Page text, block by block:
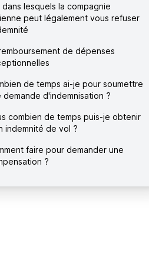
dans lesquels la compagnie
peut légalement vous refuser
de dépenses
de temps ai-je pour soumettre
demande d'indemnisation ?
combien de temps puis-je obtenir
indemnité de vol ?
faire pour demander une
?